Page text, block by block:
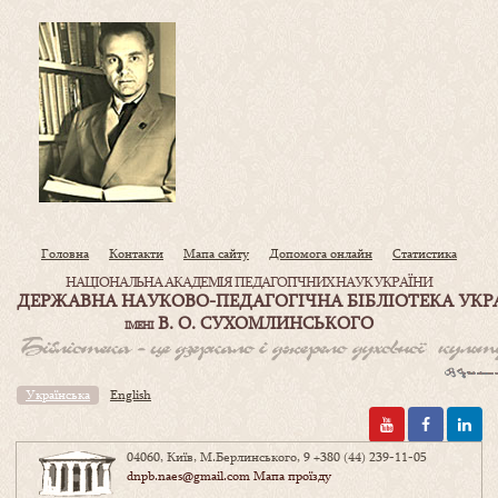
Головна Контакти Мапа сайту Допомога онлайн Статистика
НАЦІОНАЛЬНА АКАДЕМІЯ ПЕДАГОГІЧНИХ НАУК УКРАЇНИ
ДЕРЖАВНА НАУКОВО-ПЕДАГОГІЧНА БІБЛІОТЕКА
ІМЕНІВ. О. СУХОМЛИНСЬКОГО
Українська English
04060, Київ, М.Берлинського, 9+380 (44) 239-11-05
dnpb.naes@gmail.comМапа проїзду